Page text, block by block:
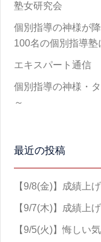
塾女研究会
個別指導の神様が
100名の個別指導塾
エキスパート通信
個別指導の神様・
～
最近の投稿
【9/8(金)】成績上
【9/7(木)】成績上
【9/5(火)】悔しい